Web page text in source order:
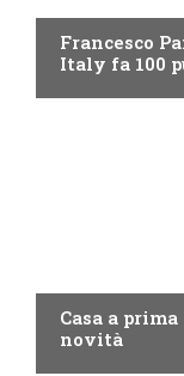
Francesco
Italy fa 100
Casa a
novità